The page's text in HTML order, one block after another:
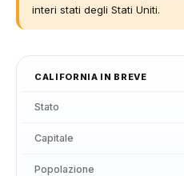
interi stati degli Stati Uniti.
CALIFORNIA IN BREVE
Stato
Capitale
Popolazione